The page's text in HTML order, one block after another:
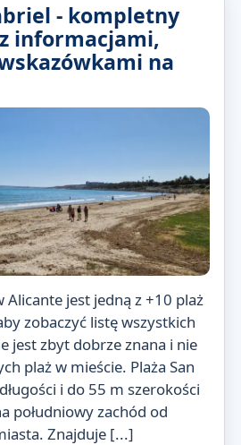
- kompletny
informacjami,
na
Alicante jest jedną z +10 plaż
zobaczyć listę wszystkich
jest zbyt dobrze znana i nie
plaż w mieście. Plaża San
i do 55 m szerokości
południowy zachód od
Znajduje [...]